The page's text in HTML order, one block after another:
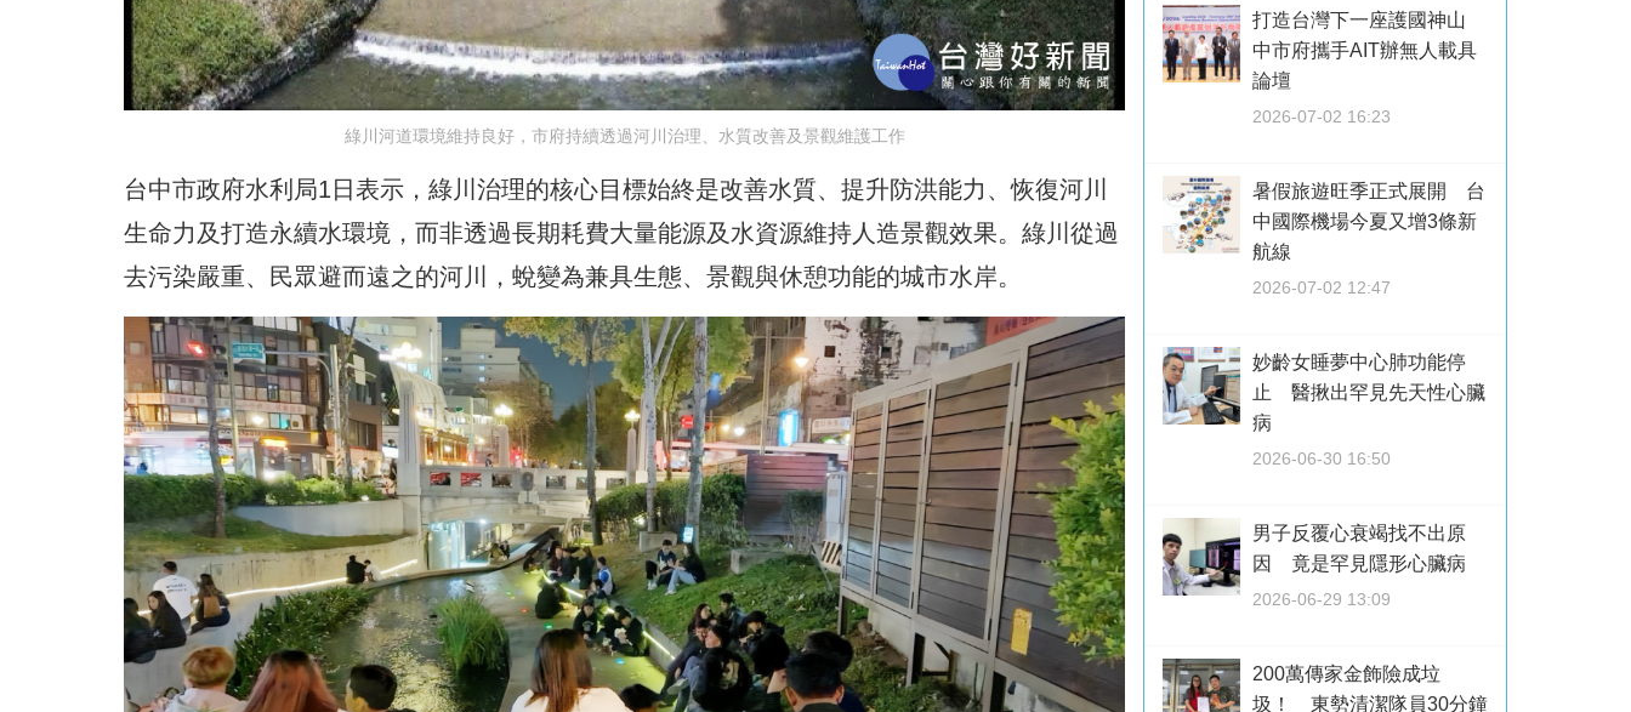
綠川河道環境維持良好，市府持續透過河川治理、水質改善及景觀維護工作
台中市政府水利局1日表示，綠川治理的核心目標始終是改善水質、提升防洪能力、恢復河川
生命力及打造永續水環境，而非透過長期耗費大量能源及水資源維持人造景觀效果。綠川從過
去污染嚴重、民眾避而遠之的河川，蛻變為兼具生態、景觀與休憩功能的城市水岸。
打造台灣下一座護國神山
中市府攜手AIT辦無人載具
論壇
2026-07-02 16:23
暑假旅遊旺季正式展開 台
中國際機場今夏又增3條新
航線
2026-07-02 12:47
妙齡女睡夢中心肺功能停
止 醫揪出罕見先天性心臟
病
2026-06-30 16:50
男子反覆心衰竭找不出原
因 竟是罕見隱形心臟病
2026-06-29 13:09
200萬傳家金飾險成垃
圾！ 東勢清潔隊員30分鐘